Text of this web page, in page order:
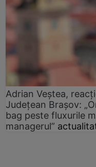
Adrian Veștea,
Județean Brașov:
bag peste fluxurile
managerul”